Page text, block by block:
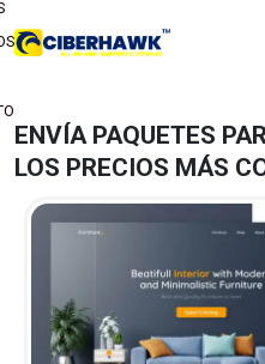
ENVÍA PAQUETES
LOS PRECIOS MÁS